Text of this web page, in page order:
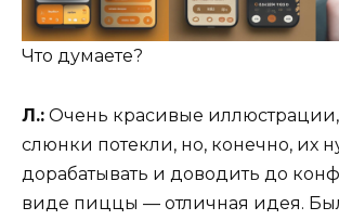
Что думаете?
Л.: Очень красивые
слюнки потекли, но, конечно, их
дорабатывать и доводить до
виде пиццы — отличная идея.